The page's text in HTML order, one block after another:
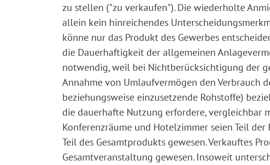
zu stellen ("zu verkaufen"). Die wiederholte
allein kein hinreichendes
könne nur das Produkt des Gewerbes
die Dauerhaftigkeit der allgemeinen
notwendig, weil bei Nichtberücksichtigung der
Annahme von Umlaufvermögen den Verbrauch
beziehungsweise einzusetzende Rohstoffe)
die dauerhafte Nutzung erfordere, vergleichbar
Konferenzräume und Hotelzimmer seien Teil
Teil des Gesamtprodukts gewesen. Verkauftes
Gesamtveranstaltung gewesen. Insoweit